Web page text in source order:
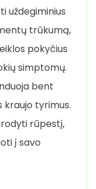
uždegiminius
trūkumą,
pokyčius
simptomų.
bent
tyrimus.
rūpestį,
į savo